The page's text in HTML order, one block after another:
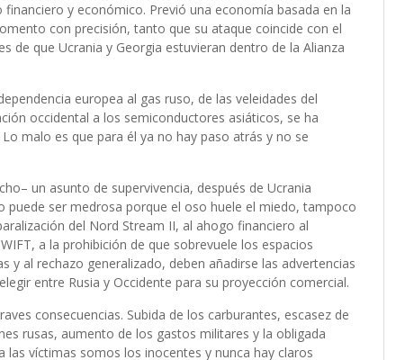
y económico. Previó una economía basada en la
con precisión, tanto que su ataque coincide con el
de que Ucrania y Georgia estuvieran dentro de la Alianza
europea al gas ruso, de las veleidades del
occidental a los semiconductores asiáticos, se ha
malo es que para él ya no hay paso atrás y no se
un asunto de supervivencia, después de Ucrania
puede ser medrosa porque el oso huele el miedo, tampoco
del Nord Stream II, al ahogo financiero al
a la prohibición de que sobrevuele los espacios
y al rechazo generalizado, deben añadirse las advertencias
entre Rusia y Occidente para su proyección comercial.
consecuencias. Subida de los carburantes, escasez de
rusas, aumento de los gastos militares y la obligada
víctimas somos los inocentes y nunca hay claros